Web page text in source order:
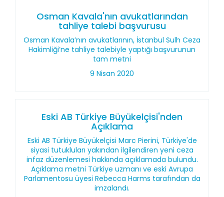
Osman Kavala'nın avukatlarından
tahliye talebi başvurusu
Osman Kavala’nın avukatlarının, İstanbul Sulh Ceza
Hakimliği’ne tahliye talebiyle yaptığı başvurunun
tam metni
9 Nisan 2020
Eski AB Türkiye Büyükelçisi'nden
Açıklama
Eski AB Türkiye Büyükelçisi Marc Pierini, Türkiye'de
siyasi tutukluları yakından ilgilendiren yeni ceza
infaz düzenlemesi hakkında açıklamada bulundu.
Açıklama metni Türkiye uzmanı ve eski Avrupa
Parlamentosu üyesi Rebecca Harms tarafından da
imzalandı.